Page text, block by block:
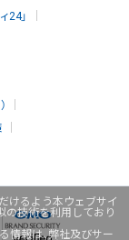
けるよう本ウェブサイ
の技術を利用しており
情報は、弊社及びサー
24」